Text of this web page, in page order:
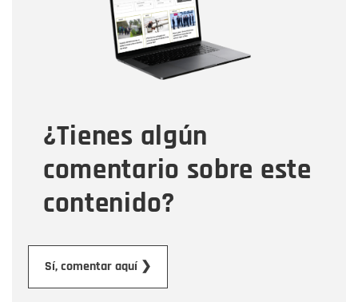
¿Tienes algún
comentario sobre este
contenido?
Sí, comentar aquí ❯
Correo electrónico
Tipo de comentario
Mensaje